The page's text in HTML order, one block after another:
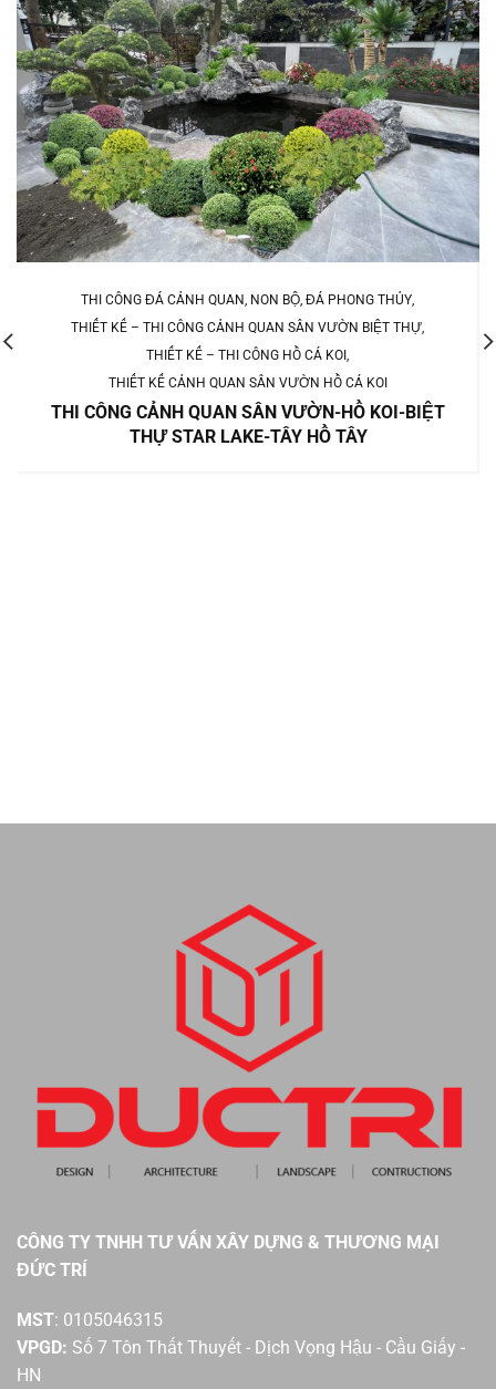
THI CÔNG ĐÁ CẢNH QUAN, NON BỘ, ĐÁ PHONG THỦY
THIẾT KẾ – THI CÔNG CẢNH QUAN SÂN VƯỜN BIỆT THỰ
THIẾT KẾ – THI CÔNG HỒ CÁ KOI
THIẾT KẾ CẢNH QUAN SÂN VƯỜN HỒ CÁ KOI
THI CÔNG CẢNH QUAN SÂN VƯỜN-HỒ KOI-BIỆT
THỰ STAR LAKE-TÂY HỒ TÂY
CÔNG TY TNHH TƯ VẤN XÂY DỰNG & THƯƠNG MẠI
ĐỨC TRÍ
MST: 0105046315
VPGD: Số 7 Tôn Thất Thuyết - Dịch Vọng Hậu - Cầu Giấy -
HN